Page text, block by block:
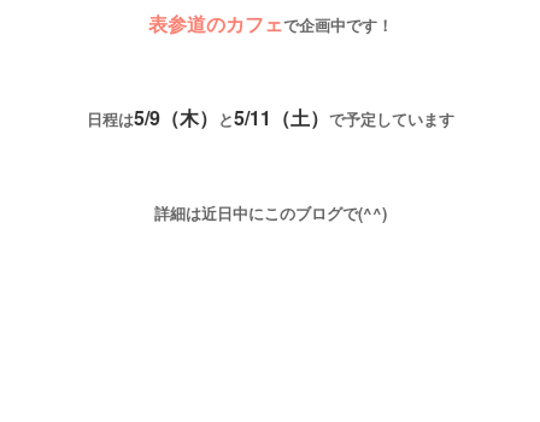
表参道のカフェで企画中です！
日程は5/9（木） と5/11（土） で予定しています
詳細は近日中にこのブログで(^^)